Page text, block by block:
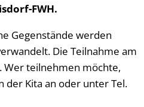
FWH.
Gegenstände werden
Die Teilnahme am
Wer teilnehmen möchte,
Kita an oder unter Tel.